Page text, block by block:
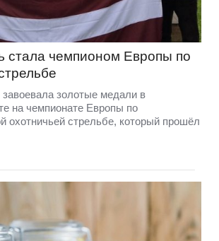
стала чемпионом Европы по
золотые медали в
на чемпионате Европы по
охотничьей стрельбе, который прошёл